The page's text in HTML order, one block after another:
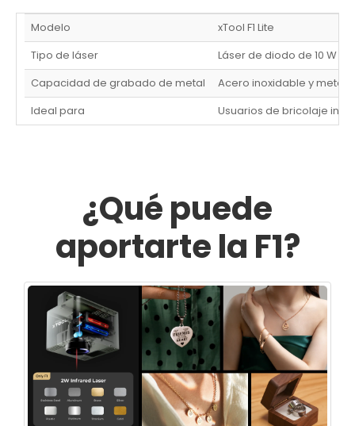
Modelo
xTool F1 Lite
Tipo de láser
Láser de diodo de 10 W
Capacidad de grabado de metal
Acero inoxidable y
Ideal para
Usuarios de bricolaje
¿Qué puede
aportarte la F1?